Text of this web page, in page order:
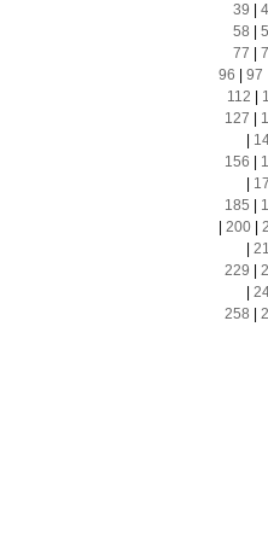
39
58
77
96
97
112
127
156
185
200|
229
258